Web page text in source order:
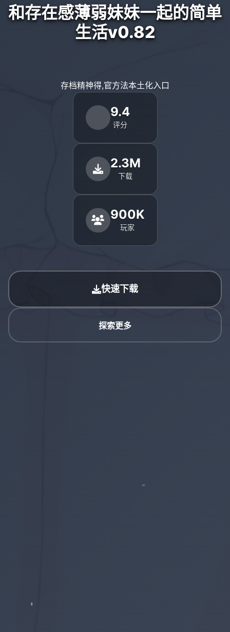
和存在感薄弱妹妹一起的简单
生活v0.82
存档精神得,官方法本土化入口
9.4
评分
2.3M
下载
900K
玩家
快速下载
探索更多